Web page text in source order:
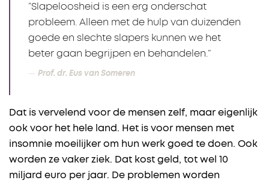
“Slapeloosheid is een erg onderschat
probleem. Alleen met de hulp van duizenden
goede en slechte slapers kunnen we het
beter gaan begrijpen en behandelen.”
Prof. dr. Eus van Someren
Dat is vervelend voor de mensen zelf, maar eigenlijk
ook voor het hele land. Het is voor mensen met
insomnie moeilijker om hun werk goed te doen. Ook
worden ze vaker ziek. Dat kost geld, tot wel 10
miljard euro per jaar. De problemen worden